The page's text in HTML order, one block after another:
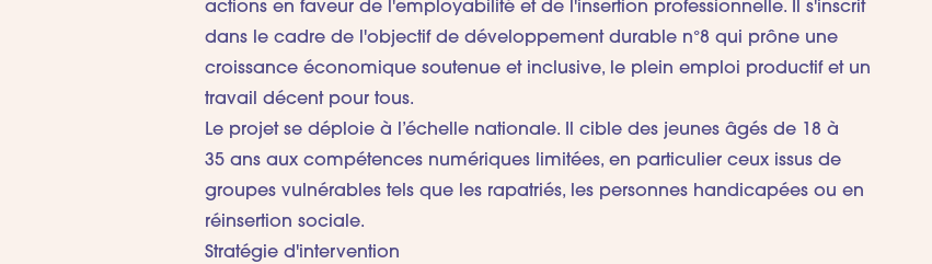
actions en faveur de l'employabilité et de l'insertion professionnelle. Il s'inscrit
dans le cadre de l'objectif de développement durable n°8 qui prône une
croissance économique soutenue et inclusive, le plein emploi productif et un
travail décent pour tous.
Le projet se déploie à l’échelle nationale. Il cible des jeunes âgés de 18 à
35 ans aux compétences numériques limitées, en particulier ceux issus de
groupes vulnérables tels que les rapatriés, les personnes handicapées ou en
réinsertion sociale.
Stratégie d'intervention